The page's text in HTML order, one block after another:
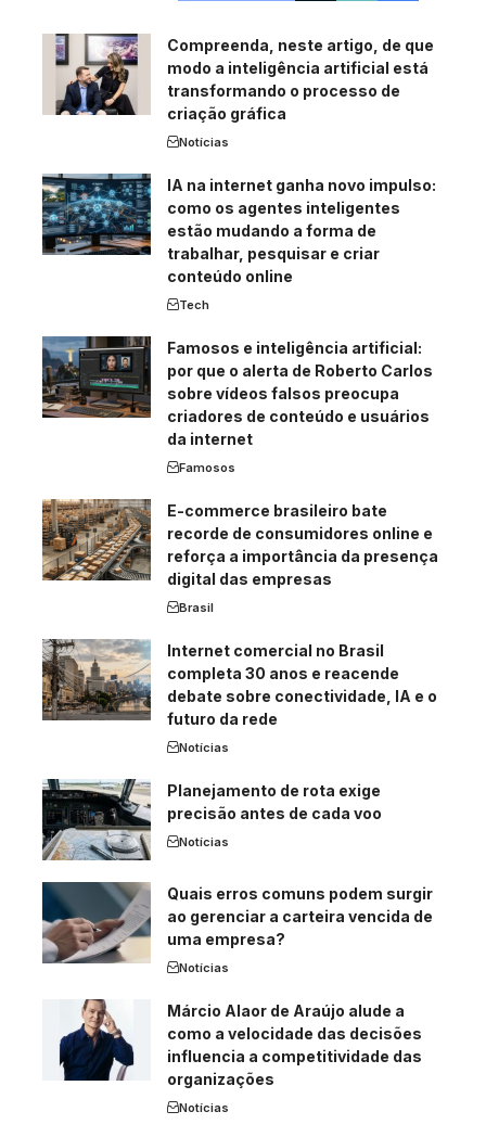
Compreenda, neste artigo, de que
modo a inteligência artificial está
transformando o processo de
criação gráfica
Notícias
IA na internet ganha novo impulso:
como os agentes inteligentes
estão mudando a forma de
trabalhar, pesquisar e criar
conteúdo online
Tech
Famosos e inteligência artificial:
por que o alerta de Roberto Carlos
sobre vídeos falsos preocupa
criadores de conteúdo e usuários
da internet
Famosos
E-commerce brasileiro bate
recorde de consumidores online e
reforça a importância da presença
digital das empresas
Brasil
Internet comercial no Brasil
completa 30 anos e reacende
debate sobre conectividade, IA e o
futuro da rede
Notícias
Planejamento de rota exige
precisão antes de cada voo
Notícias
Quais erros comuns podem surgir
ao gerenciar a carteira vencida de
uma empresa?
Notícias
Márcio Alaor de Araújo alude a
como a velocidade das decisões
influencia a competitividade das
organizações
Notícias